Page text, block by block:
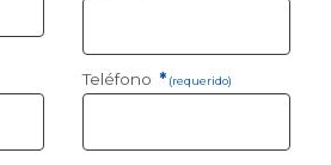
Teléfono * (requerido)